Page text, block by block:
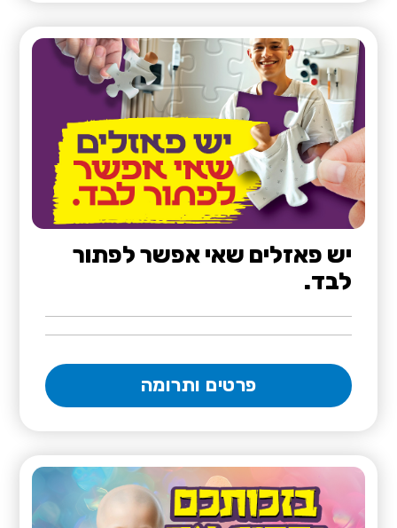
יש פאזלים שאי אפשר לפתור
לבד.
פרטים ותרומה